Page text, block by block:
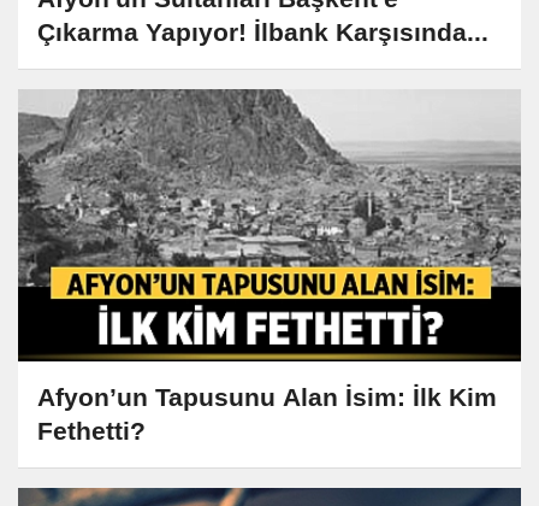
Çıkarma Yapıyor! İlbank Karşısında...
Afyon’un Tapusunu Alan İsim: İlk Kim
Fethetti?